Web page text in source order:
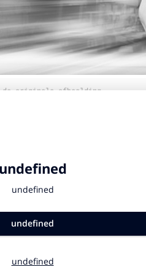
de originele afbeelding